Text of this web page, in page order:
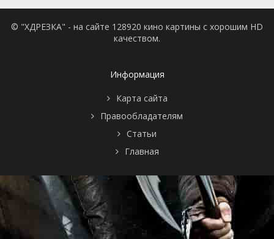
© "ХДРЕЗКА" - на сайте 128920 кино картины с хорошим HD
качеством.
Информация
Карта сайта
Правообладателям
Статьи
Главная